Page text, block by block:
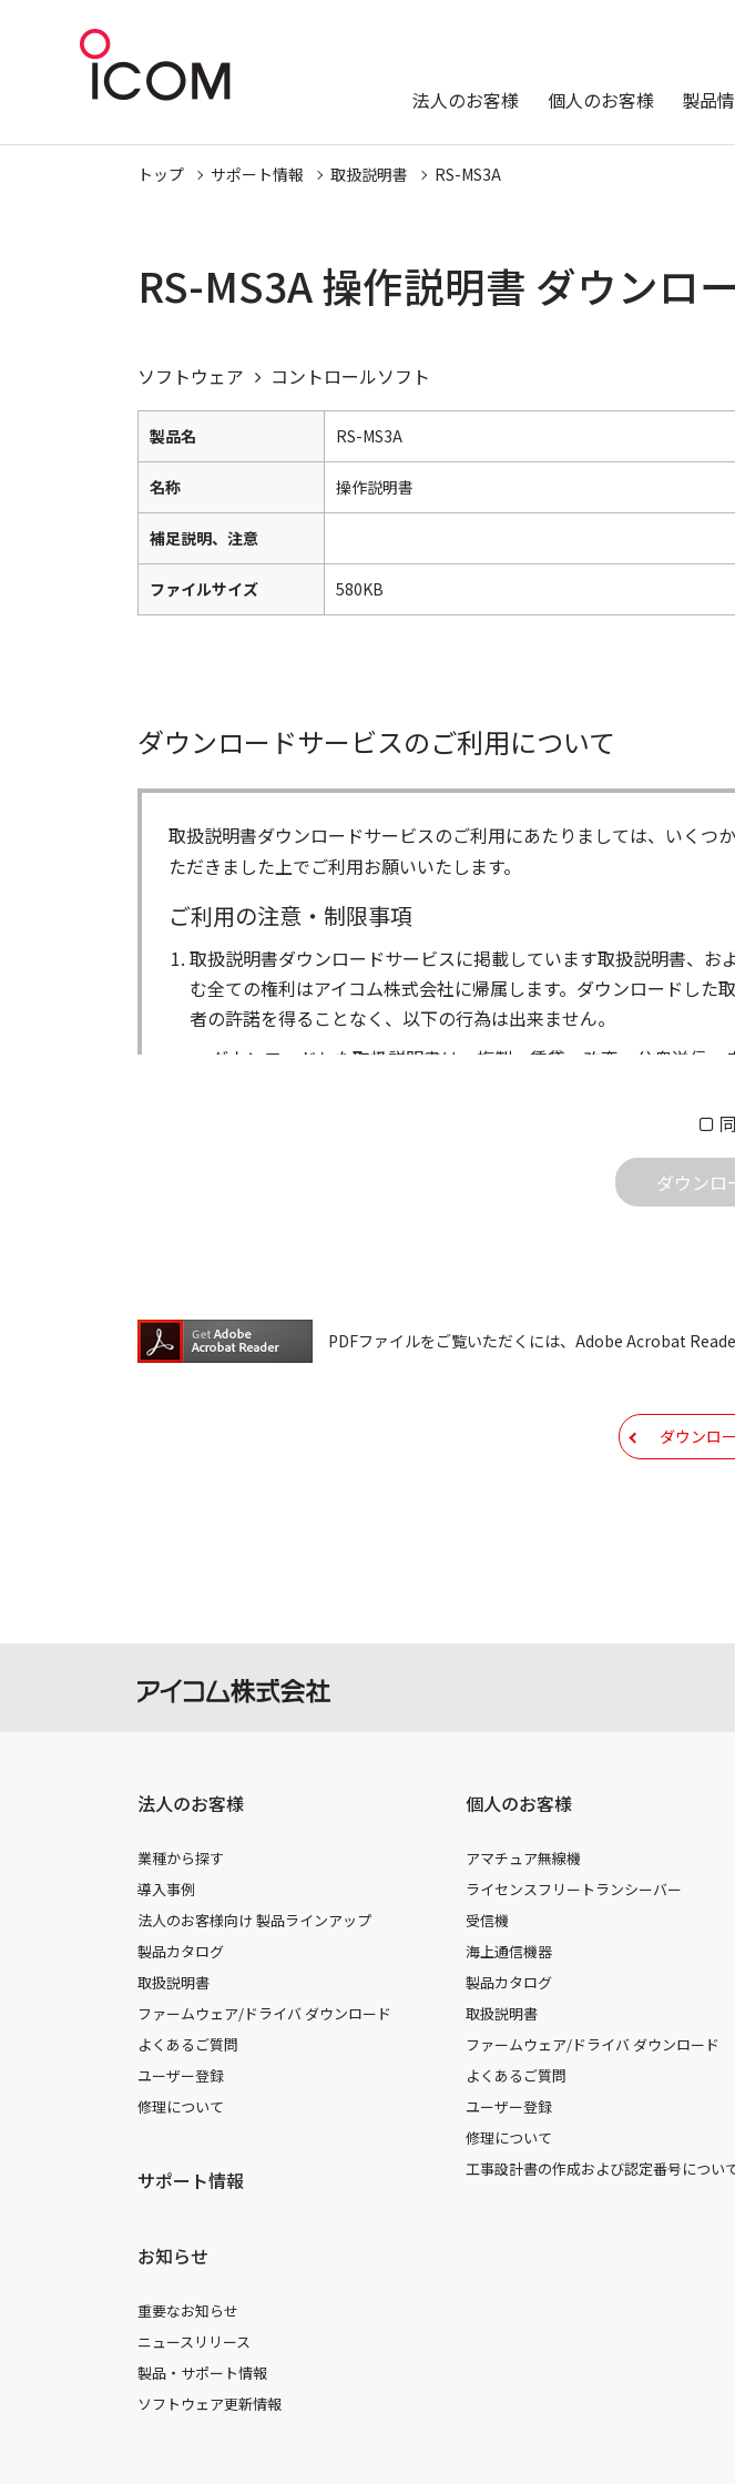
法人のお客様 個人のお客様 製品
トップ サポート情報 取扱説明書 RS-MS3A
RS-MS3A 操作説明書 ダウンロ
ソフトウェア コントロールソフト
製品名 RS-MS3A
名称 操作説明書
補足説明、注意
ファイルサイズ 580KB
ダウンロードサービスのご利用について
取扱説明書ダウンロードサービスのご利用にあたりましては、いくつ
ただきました上でご利用お願いいたします。
ご利用の注意・制限事項
取扱説明書ダウンロードサービスに掲載しています取扱説明書、
む全ての権利はアイコム株式会社に帰属します。ダウンロードし
者の許諾を得ることなく、以下の行為は出来ません。
ダウンロードした取扱説明書は、複製、賃貸、改変、公衆送信、
ダウンロードした取扱説明書は、有償あるいは無償を問わず、
ダウンロードした取扱説明書等に使用されている写真、イラス
掲載の取扱説明書等は、製品発売当時の内容になっております。内
が含まれている場合があります。ご利用の際は、最新情報を参考にし
取扱説明書の内容は、製品の仕様変更などで予告なく変更される
の機種に同梱されている取扱説明書や現時点で発売されている機
を負いません。
ダウンロ
PDFファイルをご覧いただくには、Adobe Acrobat
ダウンロ
法人のお客様
業種から探す
導入事例
法人のお客様向け 製品ラインアップ
製品カタログ
取扱説明書
ファームウェア/ドライバ ダウンロード
よくあるご質問
ユーザー登録
修理について
サポート情報
お知らせ
重要なお知らせ
ニュースリリース
製品・サポート情報
ソフトウェア更新情報
個人のお客様
アマチュア無線機
ライセンスフリートランシーバー
受信機
海上通信機器
製品カタログ
取扱説明書
ファームウェア/ドライバ ダウンロード
よくあるご質問
ユーザー登録
修理について
工事設計書の作成および認定番号につい